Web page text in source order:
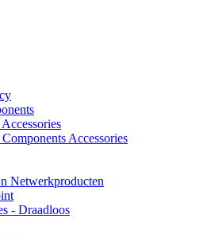
Accessories
Netwerkproducten
- Draadloos